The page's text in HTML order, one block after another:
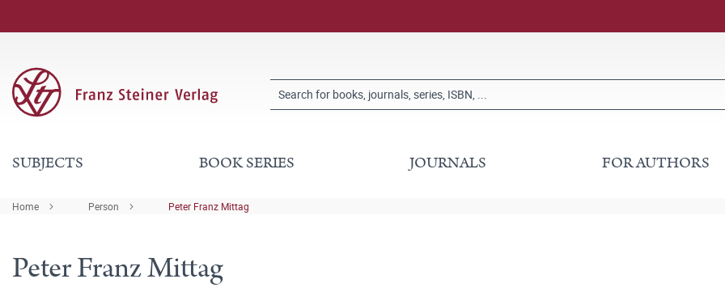
SUBJECTS BOOK SERIES JOURNALS FOR AUTHORS
Home Person Peter Franz Mittag
Peter Franz Mittag